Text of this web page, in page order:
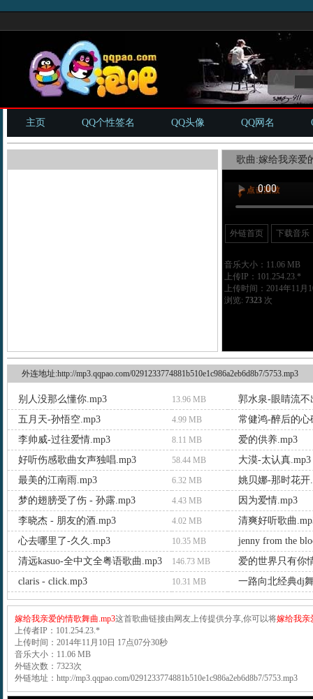
主页 QQ个性签名 QQ头像 QQ网名
歌曲:嫁给我亲爱
外链首页 下载音乐
音乐大小：11.06 MB
上传IP：101.254.23.*
上传时间：2014年11月
浏览: 7323次
外连地址:http://mp3.qqpao.com/0291233774881b510e1c986a2eb6d8b7/5753.mp3
别人没那么懂你.mp3 13.96 MB
郭水泉-眼睛流不
五月天-孙悟空.mp3
4.99 MB
常健鸿-醉后的心
李帅威-过往爱情.mp3
8.11 MB
爱的供养.mp3
好听伤感歌曲女声独唱.mp3
58.44 MB
大漠-太认真.mp3
最美的江南雨.mp3
6.32 MB
姚贝娜-那时花开
梦的翅膀受了伤 - 孙露.mp3
4.43 MB
因为爱情.mp3
李晓杰 - 朋友的酒.mp3
4.02 MB
清爽好听歌曲
心去哪里了-久久.mp3
10.35 MB
jenny from the
清远kasuo-全中文全粤语歌曲.mp3
146.73 MB
爱的世界只有你
claris - click.mp3
10.31 MB 一路向北经典dj
嫁给我亲爱的情歌舞曲.mp3这首歌曲链接由网友上传提供分享,你可以将嫁给我亲
上传者IP：101.254.23.*
上传时间：2014年11月10日 17点07分30秒
音乐大小：11.06 MB
外链次数：7323次
外链地址：http://mp3.qqpao.com/0291233774881b510e1c986a2eb6d8b7/5753.mp3